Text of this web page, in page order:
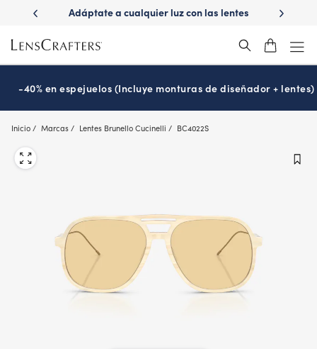
main
content
con
Adáptate a cualquier luz con las lentes
¿Es
-40% en espejuelos (Incluye monturas de diseñador + lentes)
Inicio Marcas Lentes Brunello Cucinelli BC4022S